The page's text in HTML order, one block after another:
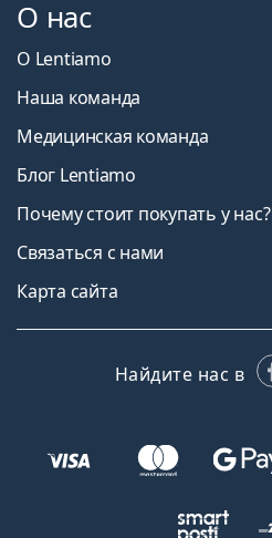
О нас
О Lentiamo
Наша команда
Медицинская команда
Блог Lentiamo
Почему стоит покупать у нас?
Связаться с нами
Карта сайта
Найдите нас в